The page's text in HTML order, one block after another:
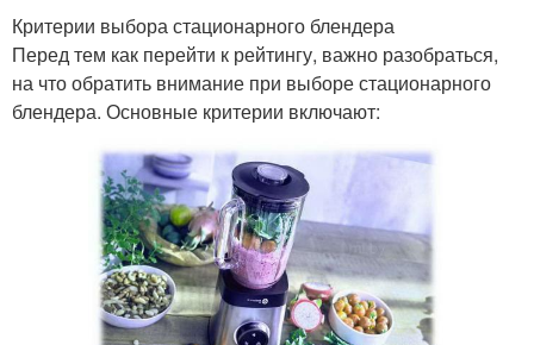
Критерии выбора стационарного блендера
Перед тем как перейти к рейтингу, важно разобраться,
на что обратить внимание при выборе стационарного
блендера. Основные критерии включают: